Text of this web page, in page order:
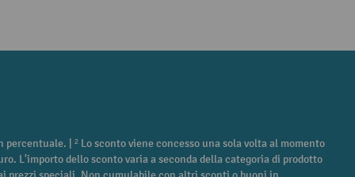
| ² Lo sconto viene concesso una sola volta al momento
L'importo dello sconto varia a seconda della categoria di prodotto